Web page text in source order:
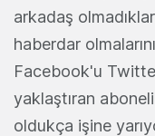
arkadaş
haberdar
Facebook'u
yaklaştıran
oldukça işine